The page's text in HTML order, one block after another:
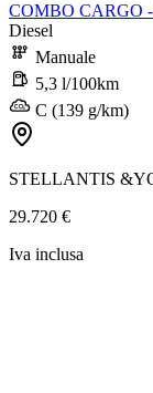
COMBO CARGO -
Diesel
Manuale
5,3 l/100km
C (139 g/km)
STELLANTIS
29.720 €
Iva inclusa